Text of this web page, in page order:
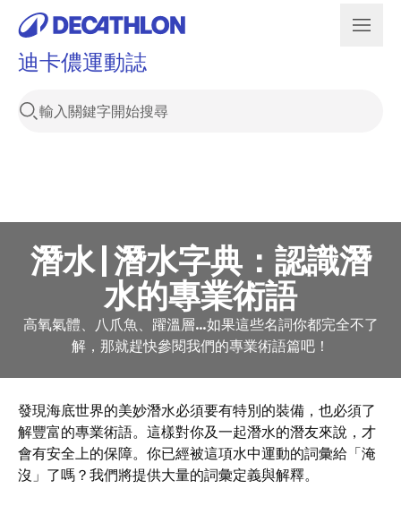
迪卡儂運動誌
潛水 | 潛水字典：認識潛
水的專業術語
高氧氣體、八爪魚、躍溫層…如果這些名詞你都完全不了
解，那就趕快參閱我們的專業術語篇吧！
發現海底世界的美妙潛水必須要有特別的裝備，也必須了
解豐富的專業術語。這樣對你及一起潛水的潛友來說，才
會有安全上的保障。你已經被這項水中運動的詞彙給「淹
沒」了嗎？我們將提供大量的詞彙定義與解釋。